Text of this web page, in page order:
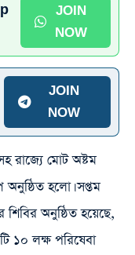
JOIN
NOW
JOIN
NOW
রাজ্যে মোট অষ্টম
অনুষ্ঠিত হলো। সপ্তম
অনুষ্ঠিত হয়েছে,
১০ লক্ষ পরিষেবা